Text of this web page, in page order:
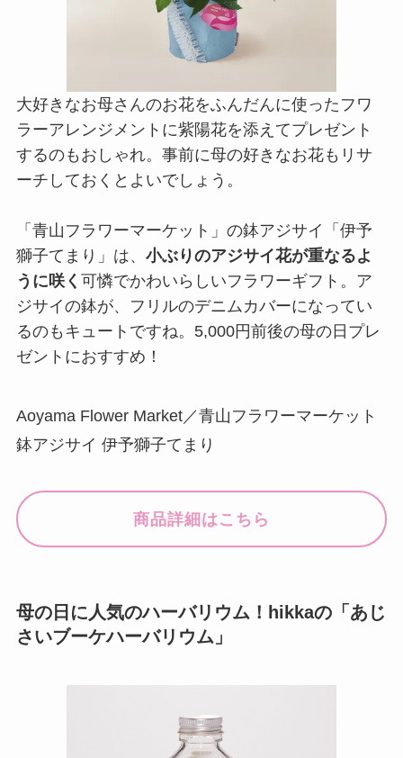
大好きなお母さんのお花をふんだんに使ったフワ
ラーアレンジメントに紫陽花を添えてプレゼント
するのもおしゃれ。事前に母の好きなお花もリサ
ーチしておくとよいでしょう。
「青山フラワーマーケット」の鉢アジサイ「伊予
獅子てまり」は、 小ぶりのアジサイ花が重なるよ
うに咲く 可憐でかわいらしいフラワーギフト。ア
ジサイの鉢が、フリルのデニムカバーになってい
るのもキュートですね。5,000円前後の母の日プレ
ゼントにおすすめ！
Aoyama Flower Market／青山フラワーマーケット
鉢アジサイ 伊予獅子てまり
商品詳細はこちら
母の日に人気のハーバリウム！hikkaの「あじ
さいブーケハーバリウム」